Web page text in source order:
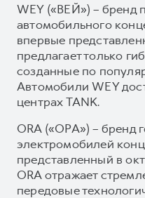
WEY («ВЕЙ») – бренд
автомобильного
впервые
предлагает только
созданные по
Автомобили WEY
центрах TANK.
ORA («ОРА») – бренд
электромобилей
представленный в
ORA отражает
передовые